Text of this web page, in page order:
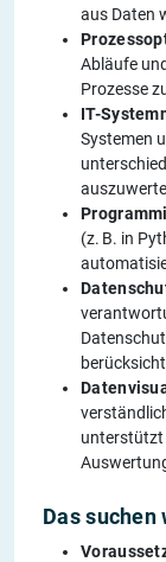
aus Daten
Abläufe
Prozesse
IT-
Systemen
(z. B. in
unterstützt
Das suchen